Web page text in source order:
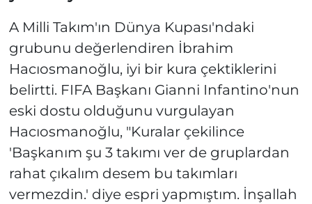
A Milli Takım'ın Dünya Kupası'ndaki
grubunu değerlendiren İbrahim
Hacıosmanoğlu, iyi bir kura çektiklerini
belirtti. FIFA Başkanı Gianni Infantino'nun
eski dostu olduğunu vurgulayan
Hacıosmanoğlu, "Kuralar çekilince
'Başkanım şu 3 takımı ver de gruplardan
rahat çıkalım desem bu takımları
vermezdin.' diye espri yapmıştım. İnşallah